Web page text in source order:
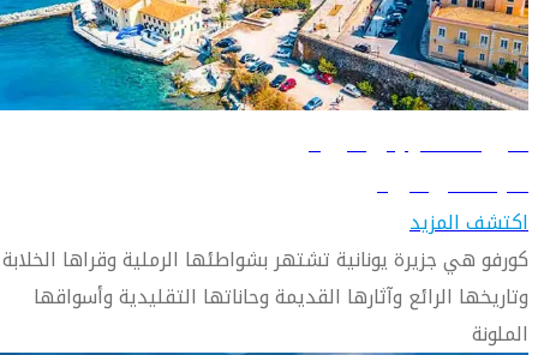
دليل السفر إلى كورفو
تعرّف على كورفو
اكتشف المزيد
كورفو هي جزيرة يونانية تشتهر بشواطئها الرملية وقراها الخلابة
وتاريخها الرائع وآثارها القديمة وحاناتها التقليدية وأسواقها
الملونة